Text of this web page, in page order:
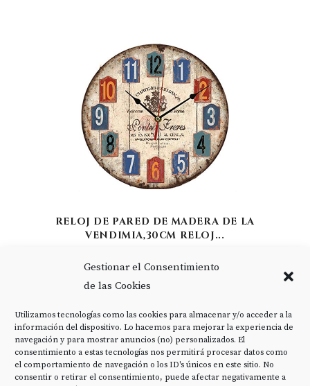
Gestionar el Consentimiento
de las Cookies
Utilizamos tecnologías como las cookies para almacenar y/o acceder a la
información del dispositivo. Lo hacemos para mejorar la experiencia de
navegación y para mostrar anuncios (no) personalizados. El
consentimiento a estas tecnologías nos permitirá procesar datos como
el comportamiento de navegación o los ID's únicos en este sitio. No
consentir o retirar el consentimiento, puede afectar negativamente a
RELOJ DE PARED DE MADERA DE LA
VENDIMIA,30CM RELOJ...
15,99 EUR
COMPRAR